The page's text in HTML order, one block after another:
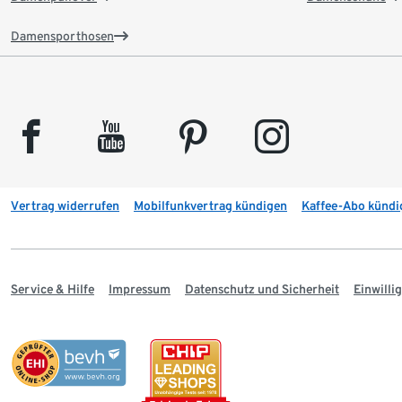
Damensporthosen
facebook youtube pinterest instagram
Vertrag widerrufen Mobilfunkvertrag kündigen Kaffee-Abo
Service & Hilfe Impressum Datenschutz und Sicherheit